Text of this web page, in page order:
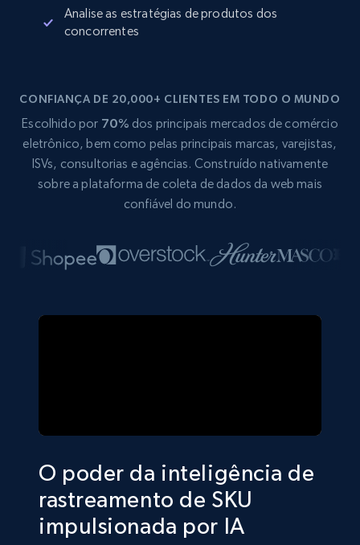
Analise as estratégias de produtos dos
concorrentes
CONFIANÇA DE 20,000+ CLIENTES EM TODO O MUNDO
Escolhido por 70% dos principais mercados de comércio
eletrônico, bem como pelas principais marcas, varejistas,
ISVs, consultorias e agências. Construído nativamente
sobre a plataforma de coleta de dados da web mais
confiável do mundo.
O poder da inteligência de
rastreamento de SKU
impulsionada por IA